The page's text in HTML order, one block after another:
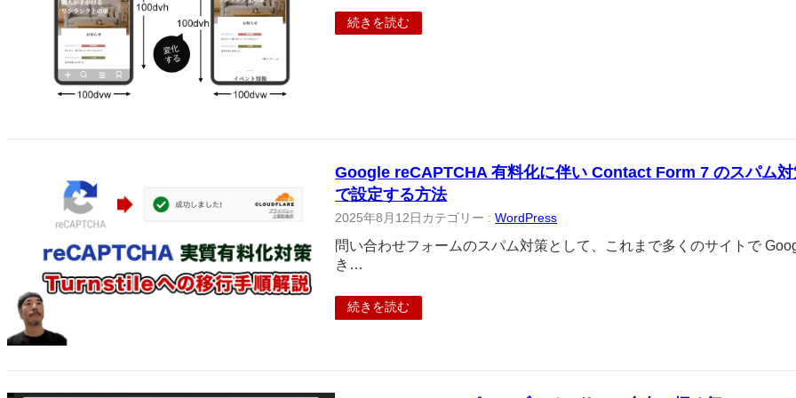
続きを読む
Google reCAPTCHA 有料化に伴い Contact Form 7 のスパム
で設定する方法
2025年8月12日 カテゴリー :WordPress
問い合わせフォームのスパム対策として、これまで多くのサイトで
き…
続きを読む